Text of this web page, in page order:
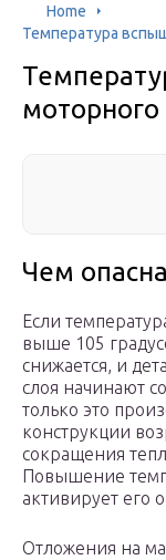
Home
Температура
моторного
Чем
Если
выше 105
снижается, и
слоя начинают
только это
конструкции
сокращения
Повышение
активирует его
Отложения на